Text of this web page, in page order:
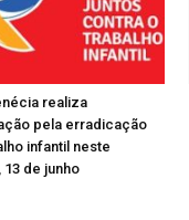
realiza
pela erradicação
infantil neste
13 de junho